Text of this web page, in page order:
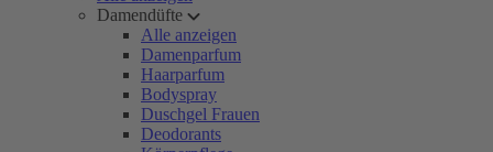
Damendüfte
Alle anzeigen
Damenparfum
Haarparfum
Bodyspray
Duschgel Frauen
Deodorants